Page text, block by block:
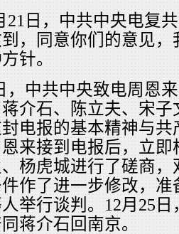
21日，中共中央电复
到，同意你们的意见
针。
，中共中央致电周恩
介石、陈立夫、宋
电报的基本精神与
来接到电报后，立
杨虎城进行了磋商
作了进一步修改，
举行谈判。12月25
蒋介石回南京。